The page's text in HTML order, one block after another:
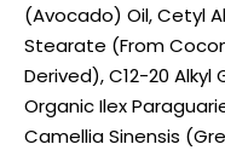
(Avocado) Oil, Cetyl
Stearate (From
Derived), C12-20
Organic Ilex
Camellia Sinensis